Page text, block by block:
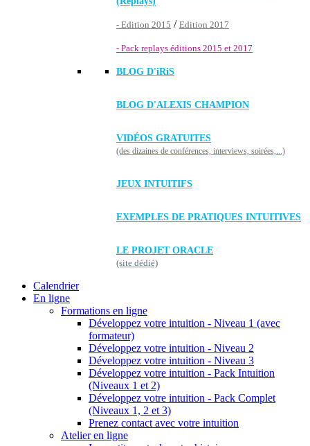
- Edition 2015 / Edition 2017
- Pack replays éditions 2015 et 2017
BLOG D'iRiS
BLOG D'ALEXIS CHAMPION
VIDÉOS GRATUITES
(des dizaines de conférences, interviews, soirées,...)
JEUX INTUITIFS
EXEMPLES DE PRATIQUES INTUITIVES
LE PROJET ORACLE
(site dédié)
Calendrier
En ligne
Formations en ligne
Développez votre intuition - Niveau 1 (avec
formateur)
Développez votre intuition - Niveau 2
Développez votre intuition - Niveau 3
Développez votre intuition - Pack Intuition
(Niveaux 1 et 2)
Développez votre intuition - Pack Complet
(Niveaux 1, 2 et 3)
Prenez contact avec votre intuition
Atelier en ligne